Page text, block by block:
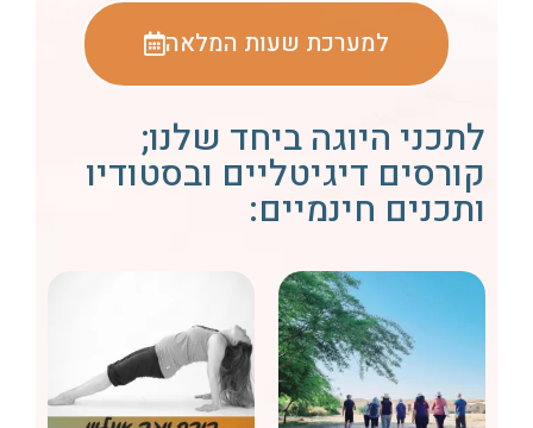
למערכת שעות המלאה
לתכני היוגה ביחד שלנו;
קורסים דיגיטליים ובסטודיו
ותכנים חינמיים: